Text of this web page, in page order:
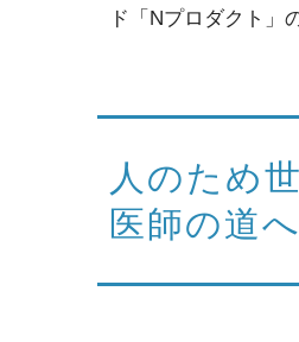
ド「Nプロダクト」
人のため
医師の道へ